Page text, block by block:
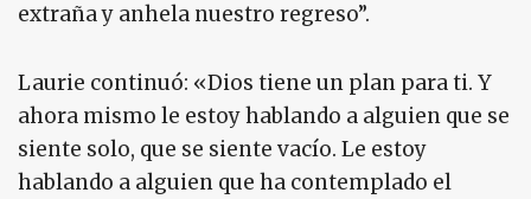
extraña y anhela nuestro regreso”.
Laurie continuó: «Dios tiene un plan para ti. Y
ahora mismo le estoy hablando a alguien que se
siente solo, que se siente vacío. Le estoy
hablando a alguien que ha contemplado el